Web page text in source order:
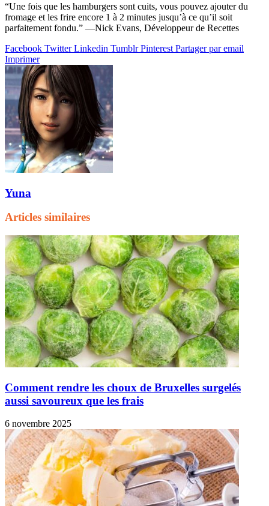
“Une fois que les hamburgers sont cuits, vous pouvez ajouter du
fromage et les frire encore 1 à 2 minutes jusqu’à ce qu’il soit
parfaitement fondu.” —Nick Evans, Développeur de Recettes
Facebook Twitter Linkedin Tumblr Pinterest Partager par email
Imprimer
Yuna
Articles similaires
Comment rendre les choux de Bruxelles surgelés
aussi savoureux que les frais
6 novembre 2025